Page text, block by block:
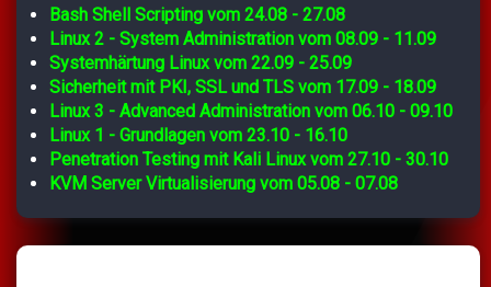
Bash Shell Scripting vom 24.08 - 27.08
Linux 2 - System Administration vom 08.09 - 11.09
Systemhärtung Linux vom 22.09 - 25.09
Sicherheit mit PKI, SSL und TLS vom 17.09 - 18.09
Linux 3 - Advanced Administration vom 06.10 - 09.10
Linux 1 - Grundlagen vom 23.10 - 16.10
Penetration Testing mit Kali Linux vom 27.10 - 30.10
KVM Server Virtualisierung vom 05.08 - 07.08